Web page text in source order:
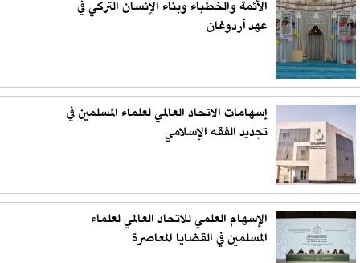
الأئمة والخطباء وبناء الإنسان التركي في
عهد أردوغان
إسهامات الاتحاد العالمي لعلماء المسلمين في
تجديد الفقه الإسلامي
الإسهام العلمي للاتحاد العالمي لعلماء
المسلمين في القضايا المعاصرة